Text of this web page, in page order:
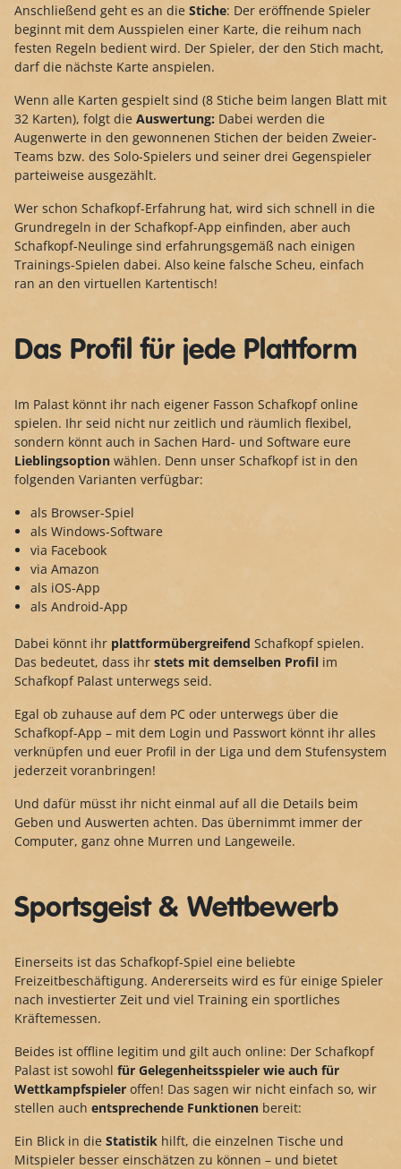
Anschließend geht es an die Stiche: Der eröffnende Spieler
beginnt mit dem Ausspielen einer Karte, die reihum nach
festen Regeln bedient wird. Der Spieler, der den Stich macht,
darf die nächste Karte anspielen.
Wenn alle Karten gespielt sind (8 Stiche beim langen Blatt mit
32 Karten), folgt die Auswertung: Dabei werden die
Augenwerte in den gewonnenen Stichen der beiden Zweier-
Teams bzw. des Solo-Spielers und seiner drei Gegenspieler
parteiweise ausgezählt.
Wer schon Schafkopf-Erfahrung hat, wird sich schnell in die
Grundregeln in der Schafkopf-App einfinden, aber auch
Schafkopf-Neulinge sind erfahrungsgemäß nach einigen
Trainings-Spielen dabei. Also keine falsche Scheu, einfach
ran an den virtuellen Kartentisch!
Das Profil für jede Plattform
Im Palast könnt ihr nach eigener Fasson Schafkopf online
spielen. Ihr seid nicht nur zeitlich und räumlich flexibel,
sondern könnt auch in Sachen Hard- und Software eure
Lieblingsoption wählen. Denn unser Schafkopf ist in den
folgenden Varianten verfügbar:
als Browser-Spiel
als Windows-Software
via Facebook
via Amazon
als iOS-App
als Android-App
Dabei könnt ihr plattformübergreifend Schafkopf spielen.
Das bedeutet, dass ihr stets mit demselben Profil im
Schafkopf Palast unterwegs seid.
Egal ob zuhause auf dem PC oder unterwegs über die
Schafkopf-App – mit dem Login und Passwort könnt ihr alles
verknüpfen und euer Profil in der Liga und dem Stufensystem
jederzeit voranbringen!
Und dafür müsst ihr nicht einmal auf all die Details beim
Geben und Auswerten achten. Das übernimmt immer der
Computer, ganz ohne Murren und Langeweile.
Sportsgeist & Wettbewerb
Einerseits ist das Schafkopf-Spiel eine beliebte
Freizeitbeschäftigung. Andererseits wird es für einige Spieler
nach investierter Zeit und viel Training ein sportliches
Kräftemessen.
Beides ist offline legitim und gilt auch online: Der Schafkopf
Palast ist sowohl für Gelegenheitsspieler wie auch für
Wettkampfspieler offen! Das sagen wir nicht einfach so, wir
stellen auch entsprechende Funktionen bereit:
Ein Blick in die Statistik hilft, die einzelnen Tische und
Mitspieler besser einschätzen zu können – und bietet